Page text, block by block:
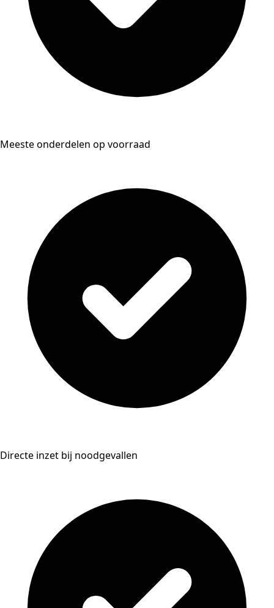
Meeste onderdelen op voorraad
Directe inzet bij noodgevallen